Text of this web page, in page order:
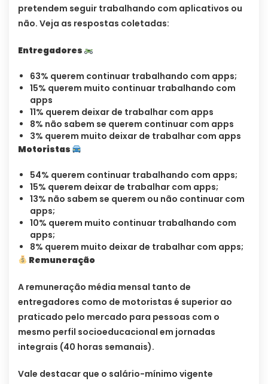
pretendem seguir trabalhando com aplicativos ou
não. Veja as respostas coletadas:
Entregadores
63% querem continuar trabalhando com apps;
15% querem muito continuar trabalhando com
apps
11% querem deixar de trabalhar com apps
8% não sabem se querem continuar com apps
3% querem muito deixar de trabalhar com apps
Motoristas
54% querem continuar trabalhando com apps;
15% querem deixar de trabalhar com apps;
13% não sabem se querem ou não continuar com
apps;
10% querem muito continuar trabalhando com
apps;
8% querem muito deixar de trabalhar com apps;
Remuneração
A remuneração média mensal tanto de
entregadores como de motoristas é superior ao
praticado pelo mercado para pessoas com o
mesmo perfil socioeducacional em jornadas
integrais (40 horas semanais).
Vale destacar que o salário-mínimo vigente